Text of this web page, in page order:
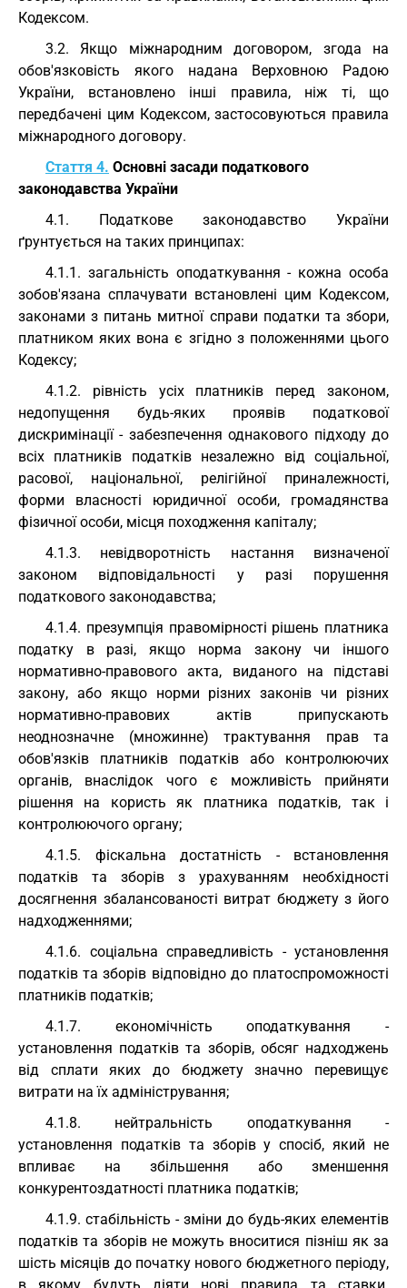
Кодексом.
3.2. Якщо міжнародним договором, згода на
обов'язковість якого надана Верховною Радою
України, встановлено інші правила, ніж ті, що
передбачені цим Кодексом, застосовуються правила
міжнародного договору.
Стаття 4. Основні засади податкового
законодавства України
4.1. Податкове законодавство України
ґрунтується на таких принципах:
4.1.1. загальність оподаткування - кожна особа
зобов'язана сплачувати встановлені цим Кодексом,
законами з питань митної справи податки та збори,
платником яких вона є згідно з положеннями цього
Кодексу;
4.1.2. рівність усіх платників перед законом,
недопущення будь-яких проявів податкової
дискримінації - забезпечення однакового підходу до
всіх платників податків незалежно від соціальної,
расової, національної, релігійної приналежності,
форми власності юридичної особи, громадянства
фізичної особи, місця походження капіталу;
4.1.3. невідворотність настання визначеної
законом відповідальності у разі порушення
податкового законодавства;
4.1.4. презумпція правомірності рішень платника
податку в разі, якщо норма закону чи іншого
нормативно-правового акта, виданого на підставі
закону, або якщо норми різних законів чи різних
нормативно-правових актів припускають
неоднозначне (множинне) трактування прав та
обов'язків платників податків або контролюючих
органів, внаслідок чого є можливість прийняти
рішення на користь як платника податків, так і
контролюючого органу;
4.1.5. фіскальна достатність - встановлення
податків та зборів з урахуванням необхідності
досягнення збалансованості витрат бюджету з його
надходженнями;
4.1.6. соціальна справедливість - установлення
податків та зборів відповідно до платоспроможності
платників податків;
4.1.7. економічність оподаткування -
установлення податків та зборів, обсяг надходжень
від сплати яких до бюджету значно перевищує
витрати на їх адміністрування;
4.1.8. нейтральність оподаткування -
установлення податків та зборів у спосіб, який не
впливає на збільшення або зменшення
конкурентоздатності платника податків;
4.1.9. стабільність - зміни до будь-яких елементів
податків та зборів не можуть вноситися пізніш як за
шість місяців до початку нового бюджетного періоду,